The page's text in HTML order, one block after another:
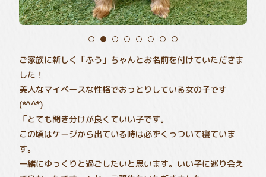
ご家族に新しく「ふう」ちゃんとお名前を付けていただきま
した！
美人なマイペースな性格でおっとりしている女の子です
(*^^*)
「とても聞き分けが良くていい子です。
この頃はケージから出ている時は必ずくっついて寝ていま
す。
一緒にゆっくりと過ごしたいと思います。いい子に巡り会え